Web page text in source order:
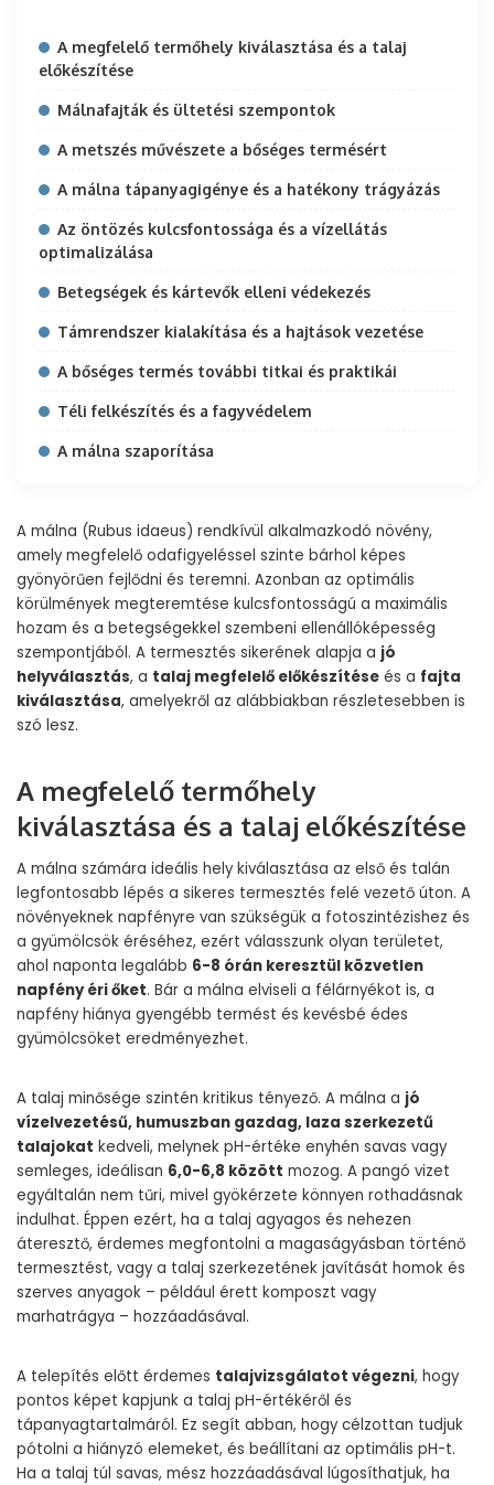
A megfelelő termőhely kiválasztása és a talaj
előkészítése
Málnafajták és ültetési szempontok
A metszés művészete a bőséges termésért
A málna tápanyagigénye és a hatékony trágyázás
Az öntözés kulcsfontossága és a vízellátás
optimalizálása
Betegségek és kártevők elleni védekezés
Támrendszer kialakítása és a hajtások vezetése
A bőséges termés további titkai és praktikái
Téli felkészítés és a fagyvédelem
A málna szaporítása
A málna (Rubus idaeus) rendkívül alkalmazkodó növény,
amely megfelelő odafigyeléssel szinte bárhol képes
gyönyörűen fejlődni és teremni. Azonban az optimális
körülmények megteremtése kulcsfontosságú a maximális
hozam és a betegségekkel szembeni ellenállóképesség
szempontjából. A termesztés sikerének alapja a jó
helyválasztás, a talaj megfelelő előkészítése és a fajta
kiválasztása, amelyekről az alábbiakban részletesebben is
szó lesz.
A megfelelő termőhely
kiválasztása és a talaj előkészítése
A málna számára ideális hely kiválasztása az első és talán
legfontosabb lépés a sikeres termesztés felé vezető úton. A
növényeknek napfényre van szükségük a fotoszintézishez és
a gyümölcsök éréséhez, ezért válasszunk olyan területet,
ahol naponta legalább 6-8 órán keresztül közvetlen
napfény éri őket. Bár a málna elviseli a félárnyékot is, a
napfény hiánya gyengébb termést és kevésbé édes
gyümölcsöket eredményezhet.
A talaj minősége szintén kritikus tényező. A málna a jó
vízelvezetésű, humuszban gazdag, laza szerkezetű
talajokat kedveli, melynek pH-értéke enyhén savas vagy
semleges, ideálisan 6,0-6,8 között mozog. A pangó vizet
egyáltalán nem tűri, mivel gyökérzete könnyen rothadásnak
indulhat. Éppen ezért, ha a talaj agyagos és nehezen
áteresztő, érdemes megfontolni a magaságyásban történő
termesztést, vagy a talaj szerkezetének javítását homok és
szerves anyagok – például érett komposzt vagy
marhatrágya – hozzáadásával.
A telepítés előtt érdemes talajvizsgálatot végezni, hogy
pontos képet kapjunk a talaj pH-értékéről és
tápanyagtartalmáról. Ez segít abban, hogy célzottan tudjuk
pótolni a hiányzó elemeket, és beállítani az optimális pH-t.
Ha a talaj túl savas, mész hozzáadásával lúgosíthatjuk, ha